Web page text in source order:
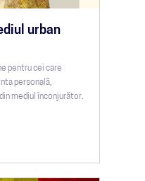
urban
pentru cei care
personală,
mediul înconjurător.